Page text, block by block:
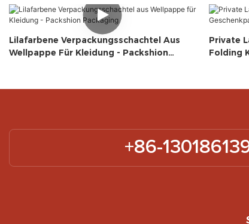
Lilafarbene Verpackungsschachtel Aus
Wellpappe Für Kleidung - Packshion
Private
Folding
+86-